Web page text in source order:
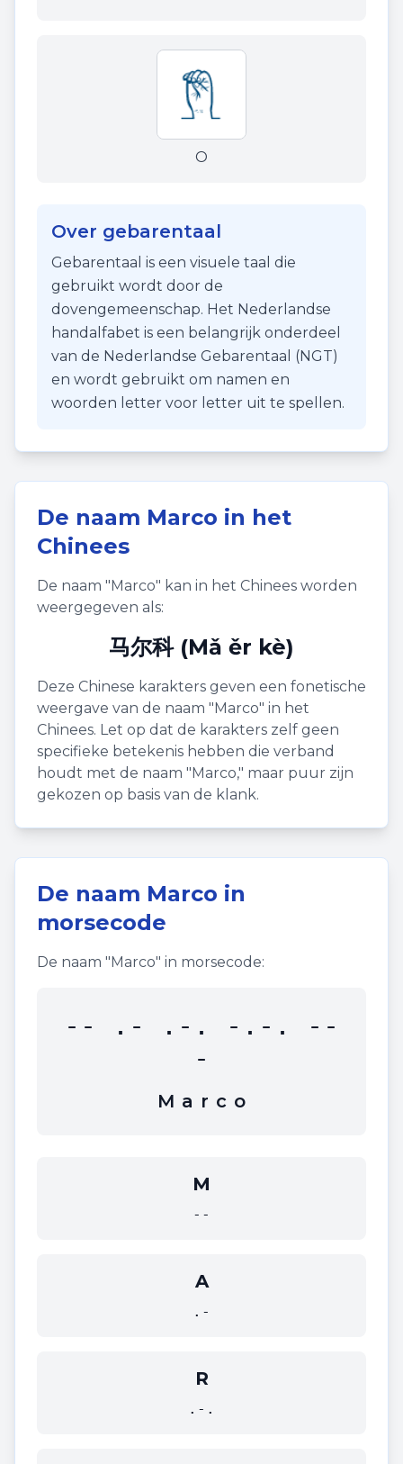
O
Over gebarentaal
Gebarentaal is een visuele taal die
gebruikt wordt door de
dovengemeenschap. Het Nederlandse
handalfabet is een belangrijk onderdeel
van de Nederlandse Gebarentaal (NGT)
en wordt gebruikt om namen en
woorden letter voor letter uit te spellen.
De naam Marco in het
Chinees
De naam "Marco" kan in het Chinees worden
weergegeven als:
马尔科 (Mǎ ěr kè)
Deze Chinese karakters geven een fonetische
weergave van de naam "Marco" in het
Chinees. Let op dat de karakters zelf geen
specifieke betekenis hebben die verband
houdt met de naam "Marco," maar puur zijn
gekozen op basis van de klank.
De naam Marco in
morsecode
De naam "Marco" in morsecode:
-- .- .-. -.-. --
-
M a r c o
M
--
A
.-
R
.-.